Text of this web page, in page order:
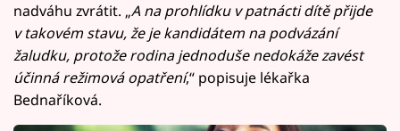
nadváhu zvrátit. „A na prohlídku v patnácti dítě přijde
v takovém stavu, že je kandidátem na podvázání
žaludku, protože rodina jednoduše nedokáže zavést
účinná režimová opatření,“ popisuje lékařka
Bednaříková.